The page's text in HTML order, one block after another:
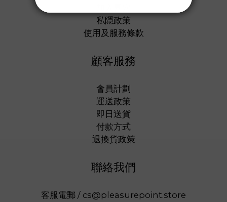
私隱政策
使用及服務條款
顧客服務
會員計劃
運送政策
即日送貨
付款方式
退換貨政策
聯絡我們
客服電郵 / cs@pleasurepoint.store